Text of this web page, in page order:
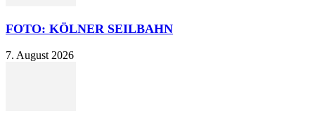
FOTO: KÖLNER SEILBAHN
7. August 2026